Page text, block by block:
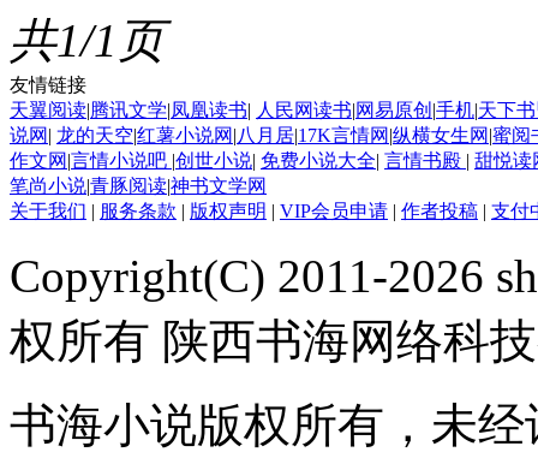
共1/1页
友情链接
天翼阅读|腾讯文学|凤凰读书| 人民网读书|网易原创 |手机|天下
说网 | 龙的天空|红薯小说网 |八月居|17K言情网 |纵横女生网 |蜜阅
作文网 |言情小说吧 |创世小说| 免费小说大全| 言情书殿 | 甜悦
笔尚小说|青豚阅读|神书文学网
关于我们 | 服务条款 | 版权声明 | VIP会员申请 | 作者投稿 | 支付
Copyright(C) 2011-2026
权所有 陕西书海网络科
书海小说版权所有，未